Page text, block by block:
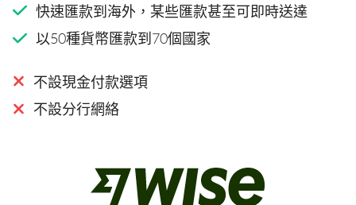
快速匯款到海外，某些匯款甚至可即時送達
以50種貨幣匯款到70個國家
不設現金付款選項
不設分行網絡